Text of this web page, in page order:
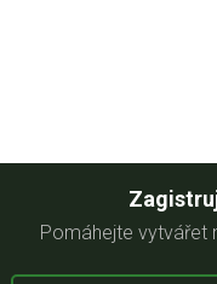
Pomáhejte vytvářet